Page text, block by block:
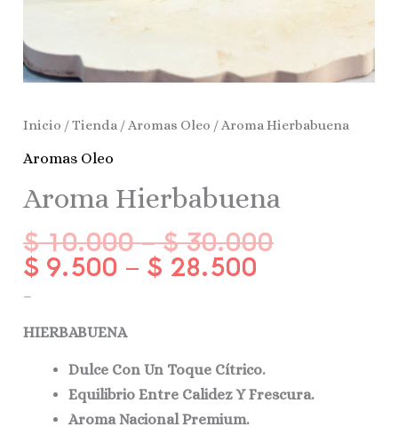
Inicio /Tienda /Aromas Oleo / Aroma Hierbabuena
Aromas Oleo
Aroma Hierbabuena
$10.000 – $30.000
$ 9.500 – $ 28.500
–
HIERBABUENA
Dulce Con Un Toque Cítrico.
Equilibrio Entre Calidez Y Frescura.
Aroma Nacional Premium.